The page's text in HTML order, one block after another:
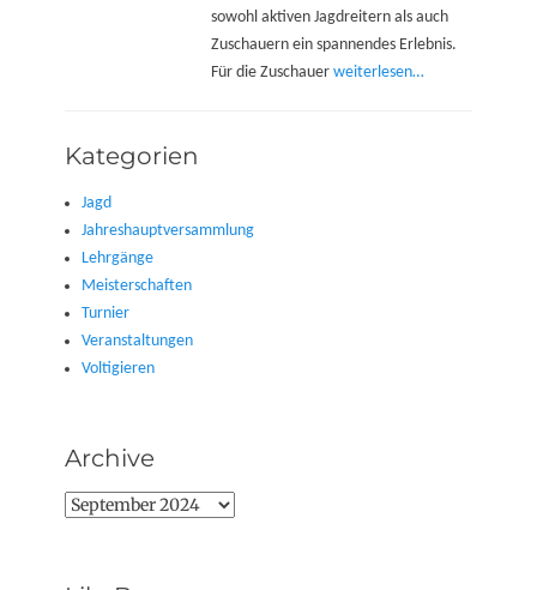
sowohl aktiven Jagdreitern als auch
Zuschauern ein spannendes Erlebnis.
Für die Zuschauerweiterlesen…
Kategorien
Jagd
Jahreshauptversammlung
Lehrgänge
Meisterschaften
Turnier
Veranstaltungen
Voltigieren
Archive
Archive